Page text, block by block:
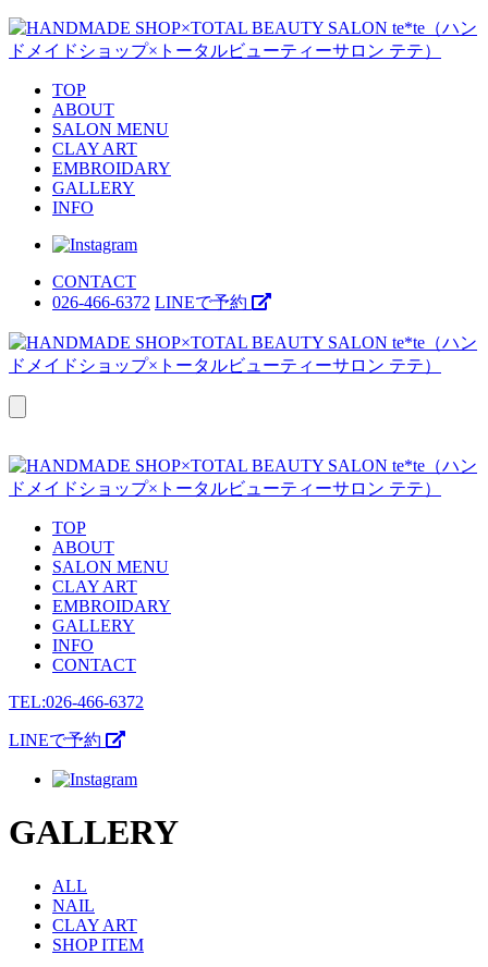
TOP
ABOUT
SALON MENU
CLAY ART
EMBROIDARY
GALLERY
INFO
CONTACT
026-466-6372 LINEで予約
TOP
ABOUT
SALON MENU
CLAY ART
EMBROIDARY
GALLERY
INFO
CONTACT
TEL:026-466-6372
LINEで予約
GALLERY
ALL
NAIL
CLAY ART
SHOP ITEM